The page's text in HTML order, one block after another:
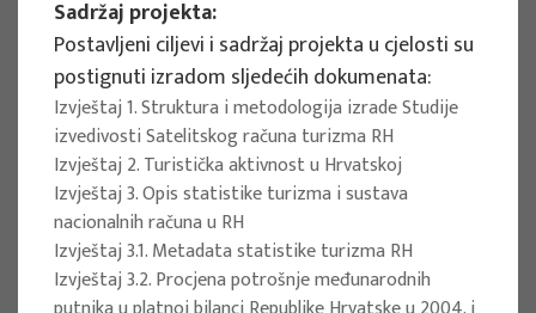
Implementation period : 2024. - 2026.
More
EU PROJECTS
System of satellite accounts of
sustainable tourism of the Republic of
Croatia 2022.
Sadržaj projekta:
Postavljeni ciljevi i sadržaj projekta u cjelosti su
postignuti izradom sljedećih dokumenata:
Izvještaj 1. Struktura i metodologija izrade Studije
izvedivosti Satelitskog računa turizma RH
Izvještaj 2. Turistička aktivnost u Hrvatskoj
Izvještaj 3. Opis statistike turizma i sustava
nacionalnih računa u RH
Izvještaj 3.1. Metadata statistike turizma RH
Izvještaj 3.2. Procjena potrošnje međunarodnih